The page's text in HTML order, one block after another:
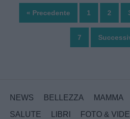
« Precedente 1 2
7
NEWS BELLEZZA MAMMA
SALUTE
LIBRI FOTO &